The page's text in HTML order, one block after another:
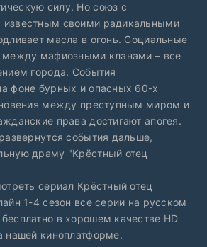
силу. Но союз с
своими радикальными
масла в огонь. Социальные
между мафиозными кланами – все
города. События
фоне бурных и опасных 60-х
между преступным миром и
права достигают апогея.
события дальше,
драму "Крёстный отец
сериал Крёстный отец
1-4 сезон все серии на русском
в хорошем качестве HD
нашей киноплатформе.